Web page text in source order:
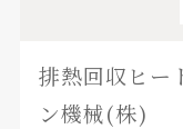
排熱回収ヒー
ン機械(株)